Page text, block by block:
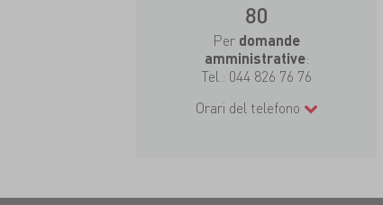
80
Per domande
amministrative:
Tel.: 044 826 76 76
Orari del telefono